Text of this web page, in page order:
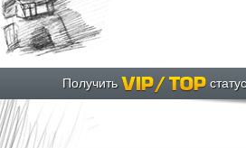
Получить статус